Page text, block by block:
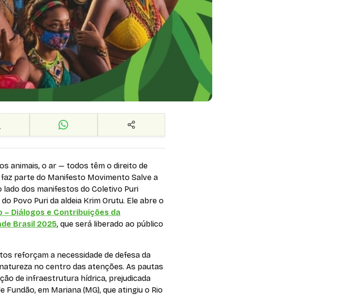
animais, o ar — todos têm o direito de
parte do Manifesto Movimento Salve a
lado dos manifestos do Coletivo Puri
do Povo Puri da aldeia Krim Orutu. Ele abre o
Diálogos e Contribuições da
Brasil 2025, que será liberado ao público
reforçam a necessidade de defesa da
no centro das atenções. As pautas
de infraestrutura hídrica, prejudicada
em Mariana (MG), que atingiu o Rio